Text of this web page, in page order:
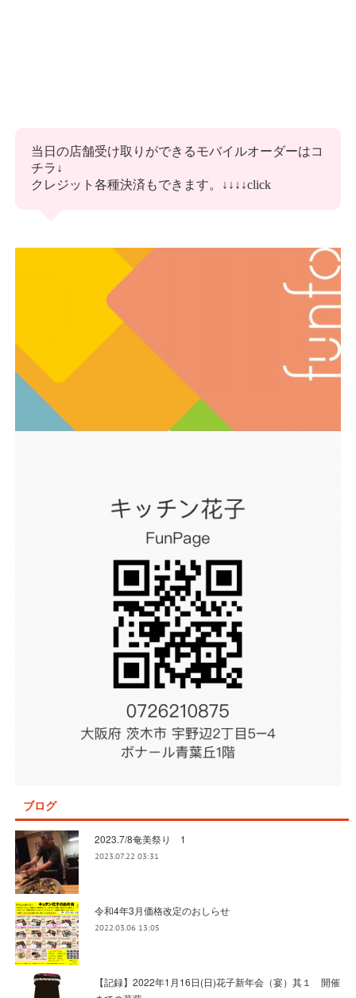
ブログ
2023.7/8奄美祭り 1
2023.07.22 03:31
令和4年3月価格改定のおしらせ
2022.03.06 13:05
【記録】2022年1月16日(日)花子新年会（宴）其１ 開催